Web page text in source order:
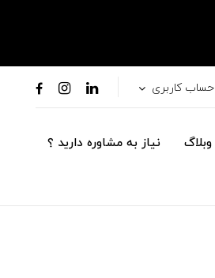
حساب کاربری
وبلاگ نیاز به مشاوره دارید ؟